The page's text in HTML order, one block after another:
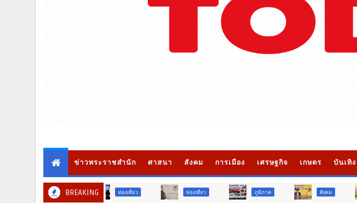
ข่าวพระราชสำนัก ศาสนา สังคม การเมือง เศรษฐกิจ เกษตร บันเทิง
BREAKING ท่องเที่ยว ภูมิภาค สังคม ศาสนา